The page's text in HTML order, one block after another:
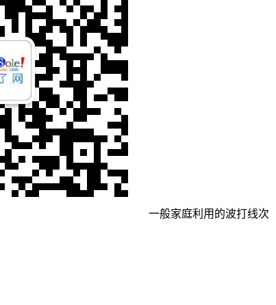
一般家庭利用的波打线次